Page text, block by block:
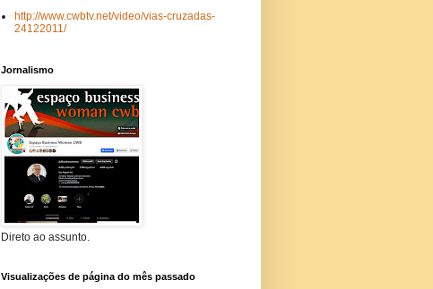
http://www.cwbtv.net/video/vias-cruzadas-
24122011/
Jornalismo
Direto ao assunto.
Visualizações de página do mês passado